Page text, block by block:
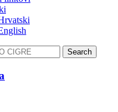
Search